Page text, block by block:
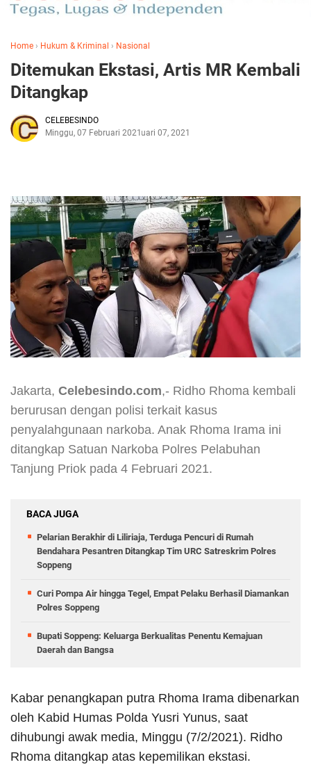
Home › Hukum & Kriminal › Nasional
Ditemukan Ekstasi, Artis MR Kembali
Ditangkap
CELEBESINDO
Minggu, 07 Februari 2021Februari 07, 2021
Jakarta, Celebesindo.com,- Ridho Rhoma kembali
berurusan dengan polisi terkait kasus
penyalahgunaan narkoba. Anak Rhoma Irama ini
ditangkap Satuan Narkoba Polres Pelabuhan
Tanjung Priok pada 4 Februari 2021.
BACA JUGA
Pelarian Berakhir di Liliriaja, Terduga Pencuri di Rumah
Bendahara Pesantren Ditangkap Tim URC Satreskrim Polres
Soppeng
Curi Pompa Air hingga Tegel, Empat Pelaku Berhasil Diamankan
Polres Soppeng
Bupati Soppeng: Keluarga Berkualitas Penentu Kemajuan
Daerah dan Bangsa
Kabar penangkapan putra Rhoma Irama dibenarkan
oleh Kabid Humas Polda Yusri Yunus, saat
dihubungi awak media, Minggu (7/2/2021). Ridho
Rhoma ditangkap atas kepemilikan ekstasi.